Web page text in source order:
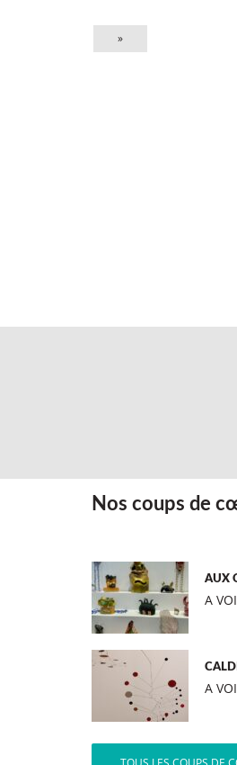
»
Nos coups de
AUX
A
A